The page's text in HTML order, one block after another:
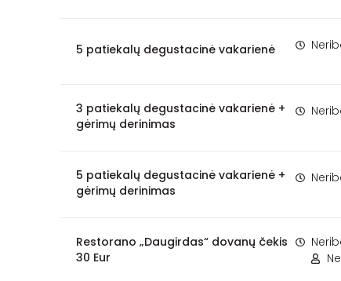
5 patiekalų degustacinė vakarienė
3 patiekalų degustacinė vakarienė +
gėrimų derinimas
5 patiekalų degustacinė vakarienė +
gėrimų derinimas
Restorano „Daugirdas“ dovanų čekis
30 Eur